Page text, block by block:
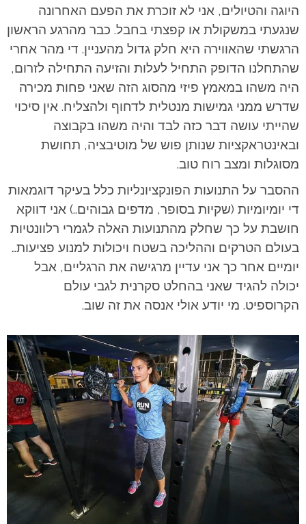
היוגה והטיולים, אני לא זוכרת את הפעם האחרונה
שנגעתי במשקולת או קפצתי בחבל. כבר מהרגע הראשון
הרגשתי שהאווירה היא חלק גדול מהעניין. די מהר אחרי
שהתחלנו הדופק התחיל לעלות והזיעה התחילה לזרום,
היה משהו במאמץ פיזי מהסוג הזה שאני פחות מכירה
שדרש ממני גמישות מנטלית לדחוף ולהצליח. אין סיכוי
שהייתי עושה דבר כזה לבד והיה משהו בקבוצה
ובאינטראקציות שנותן פוש של מוטיבציה, תחושת
מסוגלות ומצב רוח טוב.
ההסבר על התנועות הפונקציונליות כלל בעיקר דוגמאות
די יומיומיות (שקיות בסופר, מדפים גבוהים..) אני דווקא
חושבת על כך שחלק מהתנועות האלה לגמרי רלוונטיות
בעולם הטרקים וההליכה בשטח ויכולות למנוע פציעות…
יומיים אחר כך אני עדיין מרגישה את הרגליים, אבל
יכולה להגיד שאני בהחלט סקרנית לגבי עולם
הקרוספיט. מי יודע אולי אנסה את זה שוב.